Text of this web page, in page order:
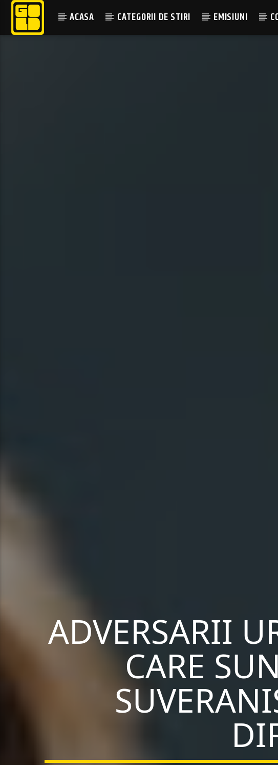
ACASA CATEGORII DE STIRI EMISIUNI
ADVERSARII
CARE